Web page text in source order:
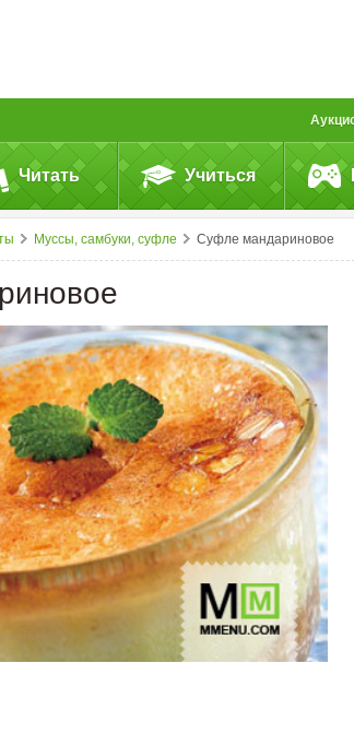
Читать Учиться
Муссы, самбуки, суфле Суфле мандариновое